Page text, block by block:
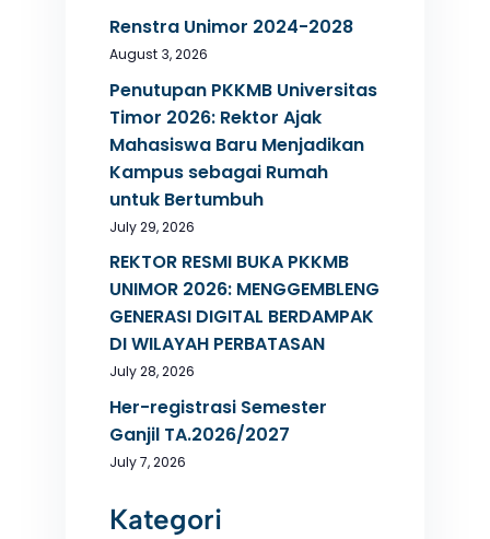
Renstra Unimor 2024-2028
August 3, 2026
Penutupan PKKMB Universitas
Timor 2026: Rektor Ajak
Mahasiswa Baru Menjadikan
Kampus sebagai Rumah
untuk Bertumbuh
July 29, 2026
REKTOR RESMI BUKA PKKMB
UNIMOR 2026: MENGGEMBLENG
GENERASI DIGITAL BERDAMPAK
DI WILAYAH PERBATASAN
July 28, 2026
Her-registrasi Semester
Ganjil TA.2026/2027
July 7, 2026
Kategori